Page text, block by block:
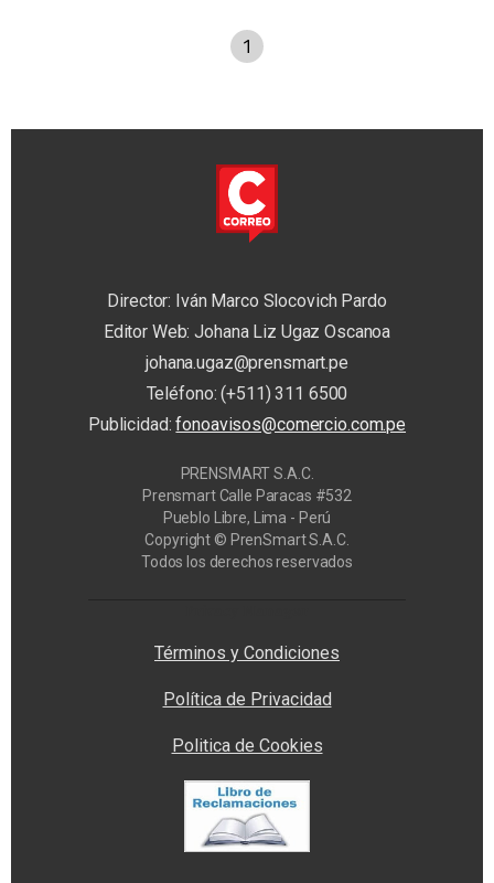
1
Director: Iván Marco Slocovich Pardo
Editor Web: Johana Liz Ugaz Oscanoa
johana.ugaz@prensmart.pe
Teléfono: (+511) 311 6500
Publicidad:fonoavisos@comercio.com.pe
PRENSMART S.A.C.
Prensmart Calle Paracas #532
Pueblo Libre, Lima - Perú
Copyright © PrenSmart S.A.C.
Todos los derechos reservados
Términos y Condiciones
Política de Privacidad
Politica de Cookies